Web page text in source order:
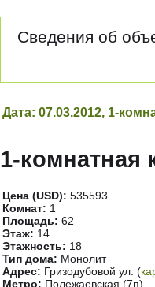
Сведения об
Дата: 07.03.2012, 1-
1-комнатная
Цена (USD): 535593
Комнат: 1
Площадь: 62
Этаж: 14
Этажность: 18
Тип дома: Монолит
Адрес: Гризодубовой ул. (
Метро: Полежаевская (7п)